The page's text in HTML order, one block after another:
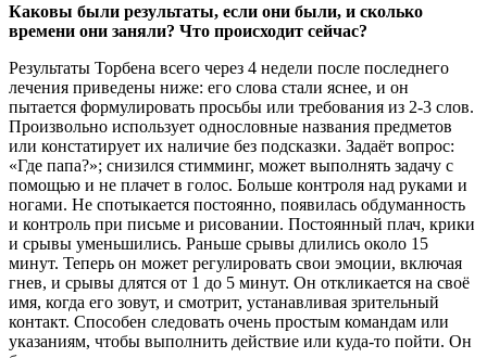
Каковы были результаты, если они были, и сколько
времени они заняли? Что происходит сейчас?
Результаты Торбена всего через 4 недели после последнего
лечения приведены ниже: его слова стали яснее, и он
пытается формулировать просьбы или требования из 2-3 слов.
Произвольно использует однословные названия предметов
или констатирует их наличие без подсказки. Задаёт вопрос:
«Где папа?»; снизился стимминг, может выполнять задачу с
помощью и не плачет в голос. Больше контроля над руками и
ногами. Не спотыкается постоянно, появилась обдуманность
и контроль при письме и рисовании. Постоянный плач, крики
и срывы уменьшились. Раньше срывы длились около 15
минут. Теперь он может регулировать свои эмоции, включая
гнев, и срывы длятся от 1 до 5 минут. Он откликается на своё
имя, когда его зовут, и смотрит, устанавливая зрительный
контакт. Способен следовать очень простым командам или
указаниям, чтобы выполнить действие или куда-то пойти. Он